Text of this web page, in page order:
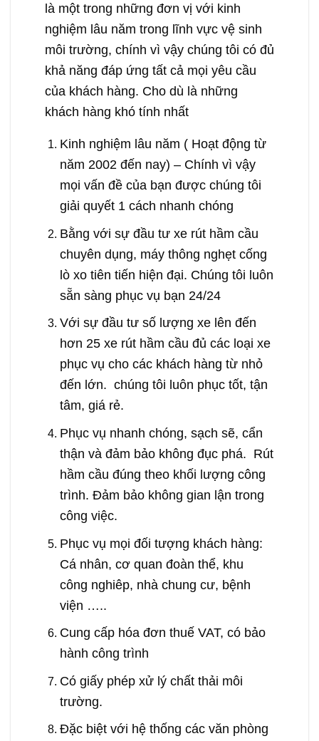
là một trong những đơn vị với kinh
nghiệm lâu năm trong lĩnh vực vệ sinh
môi trường, chính vì vậy chúng tôi có đủ
khả năng đáp ứng tất cả mọi yêu cầu
của khách hàng. Cho dù là những
khách hàng khó tính nhất
Kinh nghiệm lâu năm ( Hoạt động từ
năm 2002 đến nay) – Chính vì vậy
mọi vấn đề của bạn được chúng tôi
giải quyết 1 cách nhanh chóng
Bằng với sự đầu tư xe rút hầm cầu
chuyên dụng, máy thông nghẹt cống
lò xo tiên tiến hiện đại. Chúng tôi luôn
sẵn sàng phục vụ bạn 24/24
Với sự đầu tư số lượng xe lên đến
hơn 25 xe rút hầm cầu đủ các loại xe
phục vụ cho các khách hàng từ nhỏ
đến lớn. chúng tôi luôn phục tốt, tận
tâm, giá rẻ.
Phục vụ nhanh chóng, sạch sẽ, cẩn
thận và đảm bảo không đục phá. Rút
hầm cầu đúng theo khối lượng công
trình. Đảm bảo không gian lận trong
công việc.
Phục vụ mọi đối tượng khách hàng:
Cá nhân, cơ quan đoàn thể, khu
công nghiêp, nhà chung cư, bệnh
viện …..
Cung cấp hóa đơn thuế VAT, có bảo
hành công trình
Có giấy phép xử lý chất thải môi
trường.
Đặc biệt với hệ thống các văn phòng